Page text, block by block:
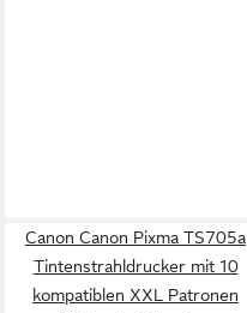
Canon Canon Pixma TS705a
Tintenstrahldrucker mit 10
kompatiblen XXL Patronen